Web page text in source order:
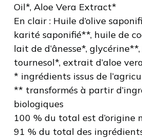
Oil*, Aloe Vera Extract*
En clair : Huile d’olive
karité saponifié**, huile de
lait de d’ânesse*,
tournesol*, extrait d’aloe
* ingrédients issus de
** transformés à partir
biologiques
100 % du total est d’origine
91 % du total des